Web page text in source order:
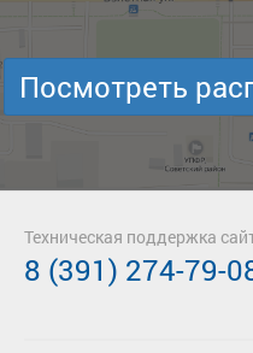
Посмотреть
Техническая поддержка
8 (391) 274-79-